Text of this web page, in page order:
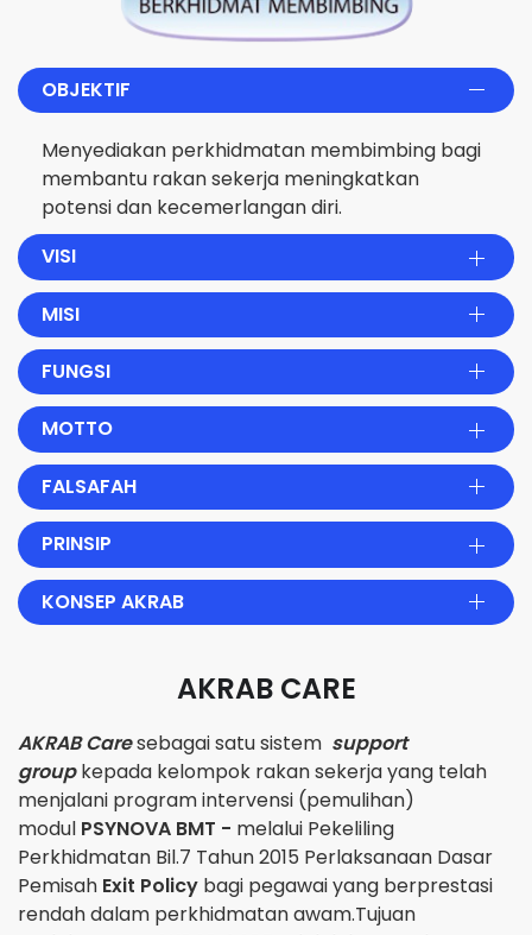
OBJEKTIF
Menyediakan perkhidmatan membimbing bagi
membantu rakan sekerja meningkatkan
potensi dan kecemerlangan diri.
VISI
MISI
FUNGSI
MOTTO
FALSAFAH
PRINSIP
KONSEP AKRAB
AKRAB CARE
AKRAB Caresebagai satu sistem support
groupkepada kelompok rakan sekerja yang telah
menjalani program intervensi (pemulihan)
modul PSYNOVA BMT - melalui Pekeliling
Perkhidmatan Bil.7 Tahun 2015 Perlaksanaan Dasar
Pemisah Exit Policy bagi pegawai yang berprestasi
rendah dalam perkhidmatan awam.Tujuan